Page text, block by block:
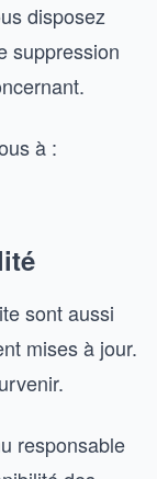
disposez
suppression
à :
sont aussi
mises à jour.
responsable